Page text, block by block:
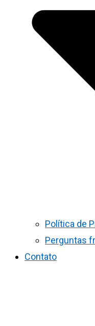
Política de
Perguntas
Contato